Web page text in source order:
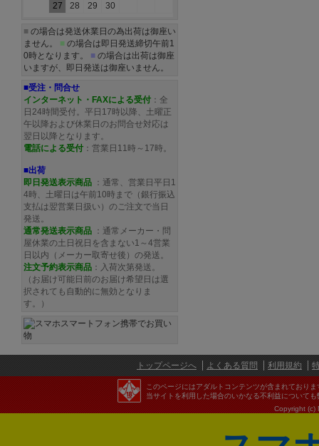
27
28 29 30
■ の場合は発送休業日の為出荷は御座い
ません。 ■ の場合は即日発送締切午前1
0時となります。 ■ の場合は出荷は御座
いますが、即日発送は御座いません。
■受注・問合せ
インターネット・FAXによる受付 ：全
日24時間受付。平日17時以降、土曜正
午以降および休業日のお問合せ対応は
翌日以降となります。
電話による受付 ：営業日11時～17時。
■出荷
即日発送表示商品 ：通常、営業日平日1
4時、土曜日は午前10時まで（銀行振込
支払は翌営業日扱い）のご注文で当日
発送。
通常発送表示商品 ：通常メーカー・問
屋休業の土日祝日を含まない1～4営業
日以内（メーカー取寄せ後）の発送。
注文予約表示商品 ：入荷次第発送。
（お届け可能日前のお届け希望日は選
択されても自動的に無効となりま
す。）
トップページへ よくある質問 利用規約
このページにはアダルトコンテンツが含まれており
当サイトを利用した場合のいかなる不利益について
Copyright (c)